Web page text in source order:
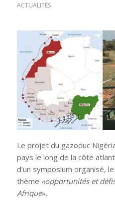
ACTUALITÉS
Le projet du gazoduc
pays le long de la côte
d’un symposium organisé,
thème «opportunités et
Afrique».